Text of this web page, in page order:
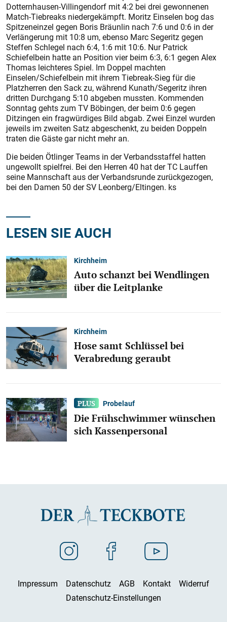
Dotternhausen-Villingendorf mit 4:2 bei drei gewonnenen
Match-Tiebreaks niedergekämpft. Moritz Einselen bog das
Spitzeneinzel gegen Boris Bräunlin nach 7:6 und 0:6 in der
Verlängerung mit 10:8 um, ebenso Marc Segeritz gegen
Steffen Schlegel nach 6:4, 1:6 mit 10:6. Nur Patrick
Schiefelbein hatte an Position vier beim 6:3, 6:1 gegen Alex
Thomas leichteres Spiel. Im Doppel machten
Einselen/Schiefelbein mit ihrem Tiebreak-Sieg für die
Platzherren den Sack zu, während Kunath/Segeritz ihren
dritten Durchgang 5:10 abgeben mussten. Kommenden
Sonntag gehts zum TV Böbingen, der beim 0:6 gegen
Ditzingen ein fragwürdiges Bild abgab. Zwei Einzel wurden
jeweils im zweiten Satz abgeschenkt, zu beiden Doppeln
traten die Gäste gar nicht mehr an.
Die beiden Ötlinger Teams in der Verbandsstaffel hatten
ungewollt spielfrei. Bei den Herren 40 hat der TC Lauffen
seine Mannschaft aus der Verbandsrunde zurückgezogen,
bei den Damen 50 der SV Leonberg/Eltingen. ks
LESEN SIE AUCH
Kirchheim
Auto schanzt bei Wendlingen
über die Leitplanke
Kirchheim
Hose samt Schlüssel bei
Verabredung geraubt
Probelauf
Die Frühschwimmer wünschen
sich Kassenpersonal
Impressum Datenschutz AGB Kontakt
Widerruf
Datenschutz-Einstellungen